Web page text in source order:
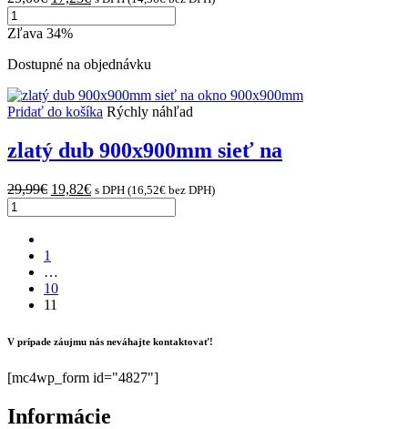
was:
is:
množstvo
zlatý
900x600mm
na
okno
Zľava 34%
Dostupné na objednávku
Pridať do košíka Rýchly náhľad
zlatý dub 900x900mm sieť na
29,99€ Original
was:
19,82€Current
is:
s DPH (16,52€ bez DPH)
množstvo
zlatý
900x900mm
okno
1
…
10
11
V prípade záujmu nás neváhajte kontaktovať!
[mc4wp_form id="4827"]
Informácie